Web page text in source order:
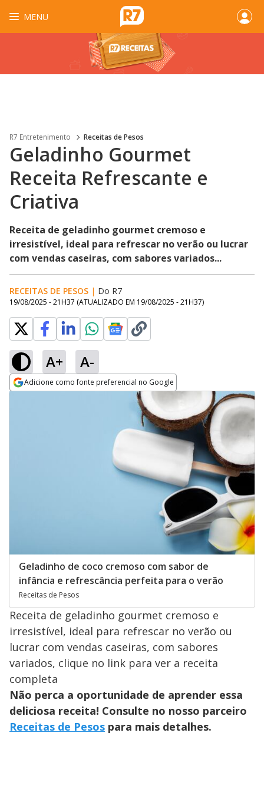
MENU
R7 Entretenimento Receitas de Pesos
Geladinho Gourmet
Receita Refrescante e
Criativa
Receita de geladinho gourmet cremoso e
irresistível, ideal para refrescar no verão ou lucrar
com vendas caseiras, com sabores variados...
RECEITAS DE PESOS | Do R7
19/08/2025 - 21H37 (ATUALIZADO EM 19/08/2025 - 21H37)
A+ A-
Adicione como fonte preferencial no Google
Geladinho de coco cremoso com sabor de
infância e refrescância perfeita para o verão
Receitas de Pesos
Receita de geladinho gourmet cremoso e
irresistível, ideal para refrescar no verão ou
lucrar com vendas caseiras, com sabores
variados, clique no link para ver a receita
completa
Não perca a oportunidade de aprender essa
deliciosa receita! Consulte no nosso parceiro
Receitas de Pesos para mais detalhes.